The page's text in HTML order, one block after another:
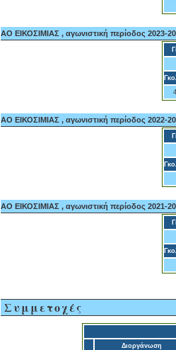
ΑΟ ΕΙΚΟΣΙΜΙΑΣ , αγωνιστική περίοδος 2023-
ΑΟ ΕΙΚΟΣΙΜΙΑΣ , αγωνιστική περίοδος 2022-
ΑΟ ΕΙΚΟΣΙΜΙΑΣ , αγωνιστική περίοδος 2021-
Συμμετοχές
Διοργάνωση